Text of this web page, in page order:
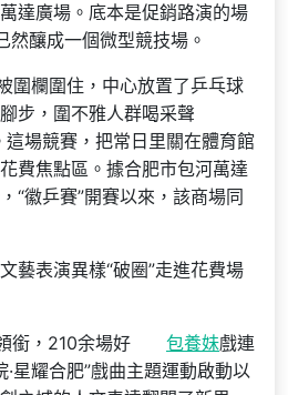
達廣場。底本是促銷路演的場
釀成一個微型競技場。
圍欄圍住，中心放置了乒乓球
步，圍不雅人群喝采聲
這場競賽，把常日里關在體育館
費焦點區。據合肥市包河萬達
“徽乒賽”開賽以來，該商場同
藝表演異樣“破圈”走進花費場
銜，210余場好 包養妹戲連
星耀合肥”戲曲主題運動啟動以